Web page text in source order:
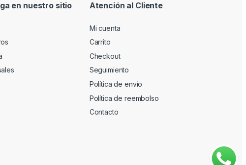
en nuestro sitio Atención al Cliente
Mi cuenta
Carrito
Checkout
Seguimiento
Política de envío
Política de reembolso
Contacto